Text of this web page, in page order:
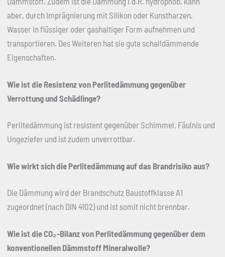
aber, durch Imprägnierung mit Silikon oder Kunstharzen,
Wasser in flüssiger oder gashaltiger Form aufnehmen und
transportieren. Des Weiteren hat sie gute schalldämmende
Eigenschaften.
Wie ist die Resistenz von Perlitedämmung gegenüber
Verrottung und Schädlinge?
Perlitedämmung ist resistent gegenüber Schimmel, Fäulnis und
Ungeziefer und ist zudem unverrottbar.
Wie wirkt sich die Perlitedämmung auf das Brandrisiko aus?
Die Dämmung wird der Brandschutz Baustoffklasse A1
zugeordnet (nach DIN 4102) und ist somit nicht brennbar.
Wie ist die CO₂-Bilanz von Perlitedämmung gegenüber dem
konventionellen Dämmstoff Mineralwolle?